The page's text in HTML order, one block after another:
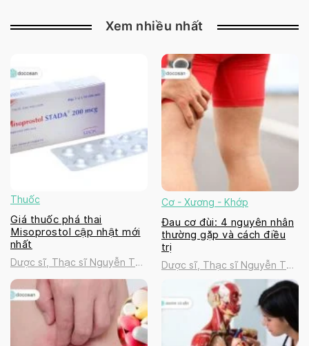
Xem nhiều nhất
Thuốc
Giá thuốc phá thai
Misoprostol cập nhật mới
nhất
Dược sĩ, Thạc sĩ Nguyễn Thị
Thanh Tú
Cơ - Xương - Khớp
Đau cơ đùi: 4 nguyên nhân
thường gặp và cách điều
trị
Dược sĩ, Thạc sĩ Nguyễn Thị